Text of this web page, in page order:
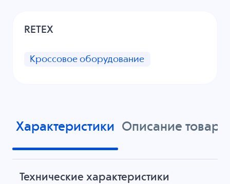
RETEX
Кроссовое оборудование
Характеристики Описание товара
Технические характеристики